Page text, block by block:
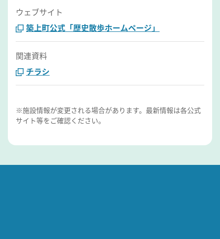
ウェブサイト
築上町公式「歴史散歩ホームページ」
関連資料
チラシ
※施設情報が変更される場合があります。最新情報は各公式
サイト等をご確認ください。